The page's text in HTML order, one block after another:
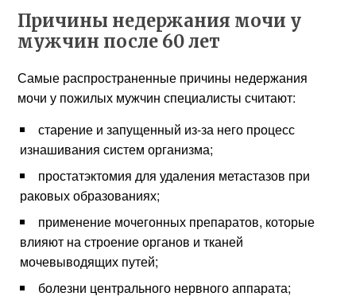
Причины недержания мочи у
мужчин после 60 лет
Самые распространенные причины недержания
мочи у пожилых мужчин специалисты считают:
старение и запущенный из-за него процесс
изнашивания систем организма;
простатэктомия для удаления метастазов при
раковых образованиях;
применение мочегонных препаратов, которые
влияют на строение органов и тканей
мочевыводящих путей;
болезни центрального нервного аппарата;